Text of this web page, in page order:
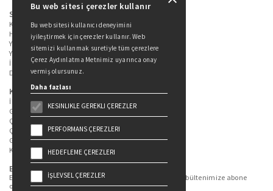
Sitede Yer Alan Sayfalar
Kitaplarımız
Hakkımızda
Yazarlarımız
Yazar Adayları İçin
İletişim
Duygu Asena Roman Ödülü
Kişisel Verilerin Korunması
İlgili Kişi Başvuru Formu
Genel Aydınlatma Metni
Çekiliş Aydınlatma Metni
Çerez Aydınlatma Metni
Gizlilik Politikası
Kullanım Şartları
Bizi Takip Edin...
En güncel kitap ve etkinliklerden haberdar olmak için bültenimize abone
olun.
Bu web sitesi çerezler kullanır
Bu web sitesi kullanıcı deneyimini
iyileştirmek için çerezler kullanır. Web
sitemizi kullanmak suretiyle tüm çerezlere
Çerez Aydınlatma Metnimiz uyarınca onay
vermiş olursunuz.
Daha fazlası
KESINLIKLE GEREKLI ÇEREZLER
PERFORMANS ÇEREZLERI
HEDEFLEME ÇEREZLERI
İŞLEVSEL ÇEREZLER